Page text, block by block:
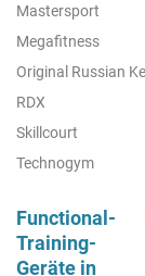
Mastersport
Megafitness
Original Russian
RDX
Skillcourt
Technogym
Functional-
Training-
Geräte in